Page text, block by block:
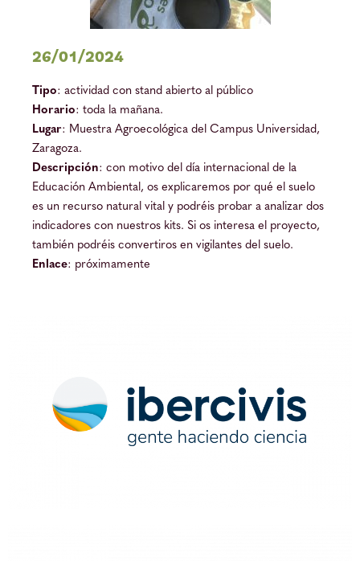
26/01/2024
Tipo: actividad con stand abierto al público
Horario: toda la mañana.
Lugar: Muestra Agroecológica del Campus Universidad,
Zaragoza.
Descripción: con motivo del día internacional de la
Educación Ambiental, os explicaremos por qué el suelo
es un recurso natural vital y podréis probar a analizar dos
indicadores con nuestros kits. Si os interesa el proyecto,
también podréis convertiros en vigilantes del suelo.
Enlace: próximamente